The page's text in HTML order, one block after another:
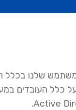
שלנו בכלל